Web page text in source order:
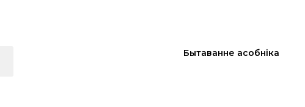
Бытаванне асобніка